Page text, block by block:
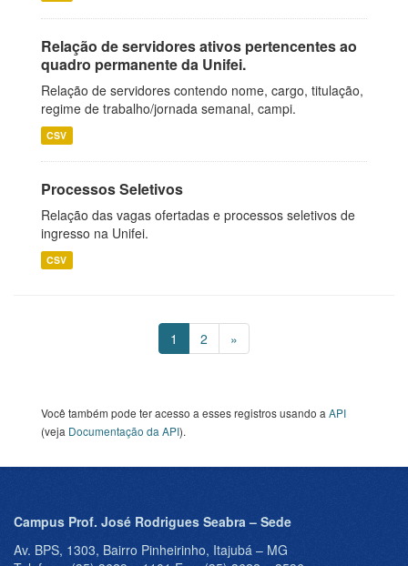
Relação de servidores ativos pertencentes ao
quadro permanente da Unifei.
Relação de servidores contendo nome, cargo, titulação,
regime de trabalho/jornada semanal, campi.
CSV
Processos Seletivos
Relação das vagas ofertadas e processos seletivos de
ingresso na Unifei.
CSV
1 2 »
Você também pode ter acesso a esses registros usando a API
(veja Documentação da API).
Campus Prof. José Rodrigues Seabra – Sede
Av. BPS, 1303, Bairro Pinheirinho, Itajubá – MG